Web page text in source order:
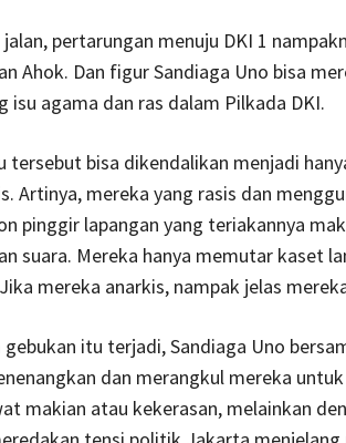
pertarungan menuju DKI 1
Ahok. Dan figur Sandiaga Uno bisa
isu agama dan ras dalam Pilkada DKI.
tersebut bisa dikendalikan menjadi
Artinya, mereka yang rasis dan
pinggir lapangan yang teriakannya
suara. Mereka hanya memutar kaset
mereka anarkis, nampak jelas
gebukan itu terjadi, Sandiaga Uno
dan merangkul mereka
makian atau kekerasan, melainkan